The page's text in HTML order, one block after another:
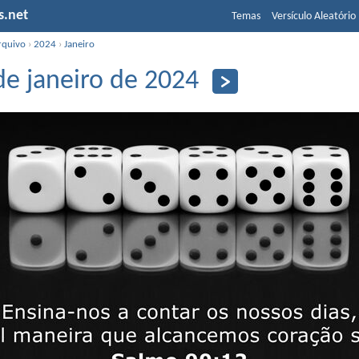
Temas Versículo Aleatório
›2024 ›Janeiro
janeiro de 2024